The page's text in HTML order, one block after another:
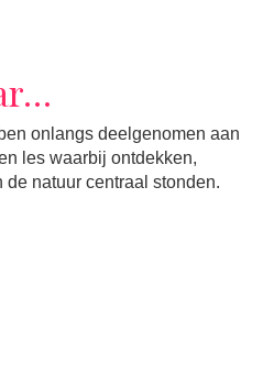
onlangs deelgenomen aan
les waarbij ontdekken,
natuur centraal stonden.